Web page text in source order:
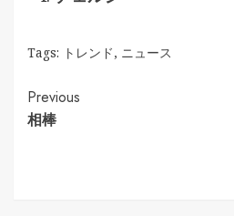
Tags: トレンド, ニュース
Continue
Reading
Previous
相棒